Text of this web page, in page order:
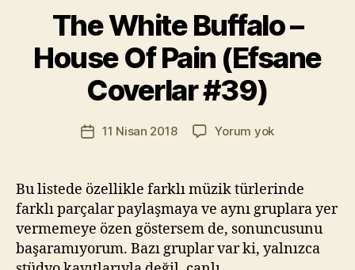
The White Buffalo –
House Of Pain (Efsane
Coverlar #39)
Yazının
yazarı
z
r
M
u
kı
m
a
z
Yazı11 Nisan 2018 Yorum yokThe
–
House
Of
Pain
(Efsane
Bu listede özellikle farklı müzik türlerinde
farklı parçalar paylaşmaya ve aynı gruplara yer
vermemeye özen göstersem de, sonuncusunu
başaramıyorum. Bazı gruplar var ki, yalnızca